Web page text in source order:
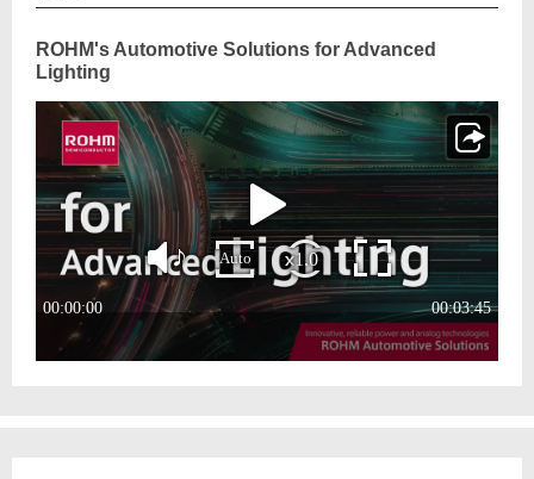
ROHM's Automotive Solutions for Advanced
Lighting